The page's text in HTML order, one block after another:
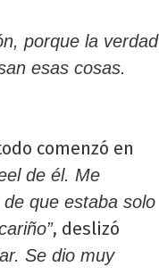
porque la verdad
esas cosas.
comenzó en
de él. Me
que estaba solo
, deslizó
Se dio muy